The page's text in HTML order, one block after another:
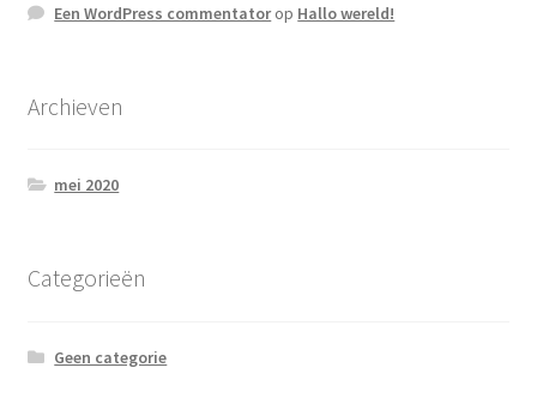
Een WordPress commentatorop Hallo wereld!
Archieven
mei 2020
Categorieën
Geen categorie